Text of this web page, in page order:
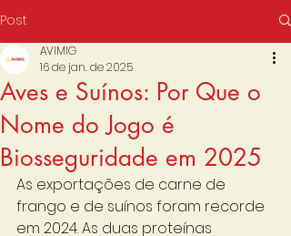
Post
Aves e Suínos: Por Que o
Nome do Jogo é
Biosseguridade em 2025
AVIMIG
16 de jan. de 2025
As exportações de carne de
frango e de suínos foram recorde
em 2024. As duas proteínas